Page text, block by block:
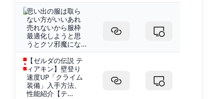
思い出の服は取ら
ない方がいいあれ
売れないから服枠
最適化しようと思
うとクソ邪魔にな...
【ゼルダの伝説 テ
ィアキン】壁登り
速度UP「クライム
装備」入手方法、
性能紹介【テ...